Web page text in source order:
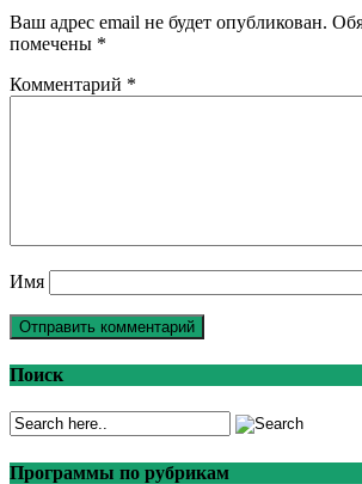
Ваш адрес email не будет опубликован.
помечены *
Комментарий *
Имя
Поиск
Программы по рубрикам